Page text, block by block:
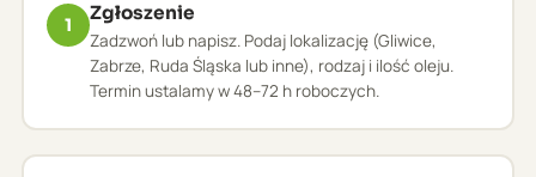
1
Zgłoszenie
Zadzwoń lub napisz. Podaj lokalizację (Gliwice,
Zabrze, Ruda Śląska lub inne), rodzaj i ilość oleju.
Termin ustalamy w 48–72 h roboczych.